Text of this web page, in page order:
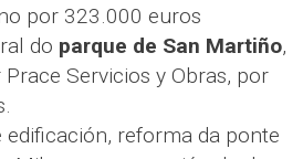
por 323.000 euros
do parque de San Martiño,
Servicios y Obras, por
edificación, reforma da ponte